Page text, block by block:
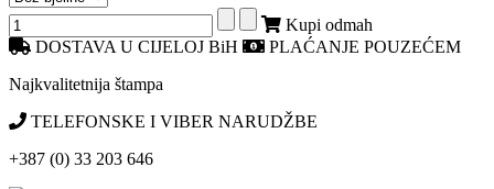
Kupi odmah
DOSTAVA U CIJELOJ BiH
PLAĆANJE POUZEĆEM
Najkvalitetnija štampa
TELEFONSKE I VIBER NARUDŽBE
+387 (0) 33 203 646